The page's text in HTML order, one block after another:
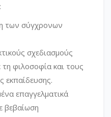
των σύγχρονων
σχεδιασμούς
φιλοσοφία και τους
εκπαίδευσης.
επαγγελματικά
βεβαίωση